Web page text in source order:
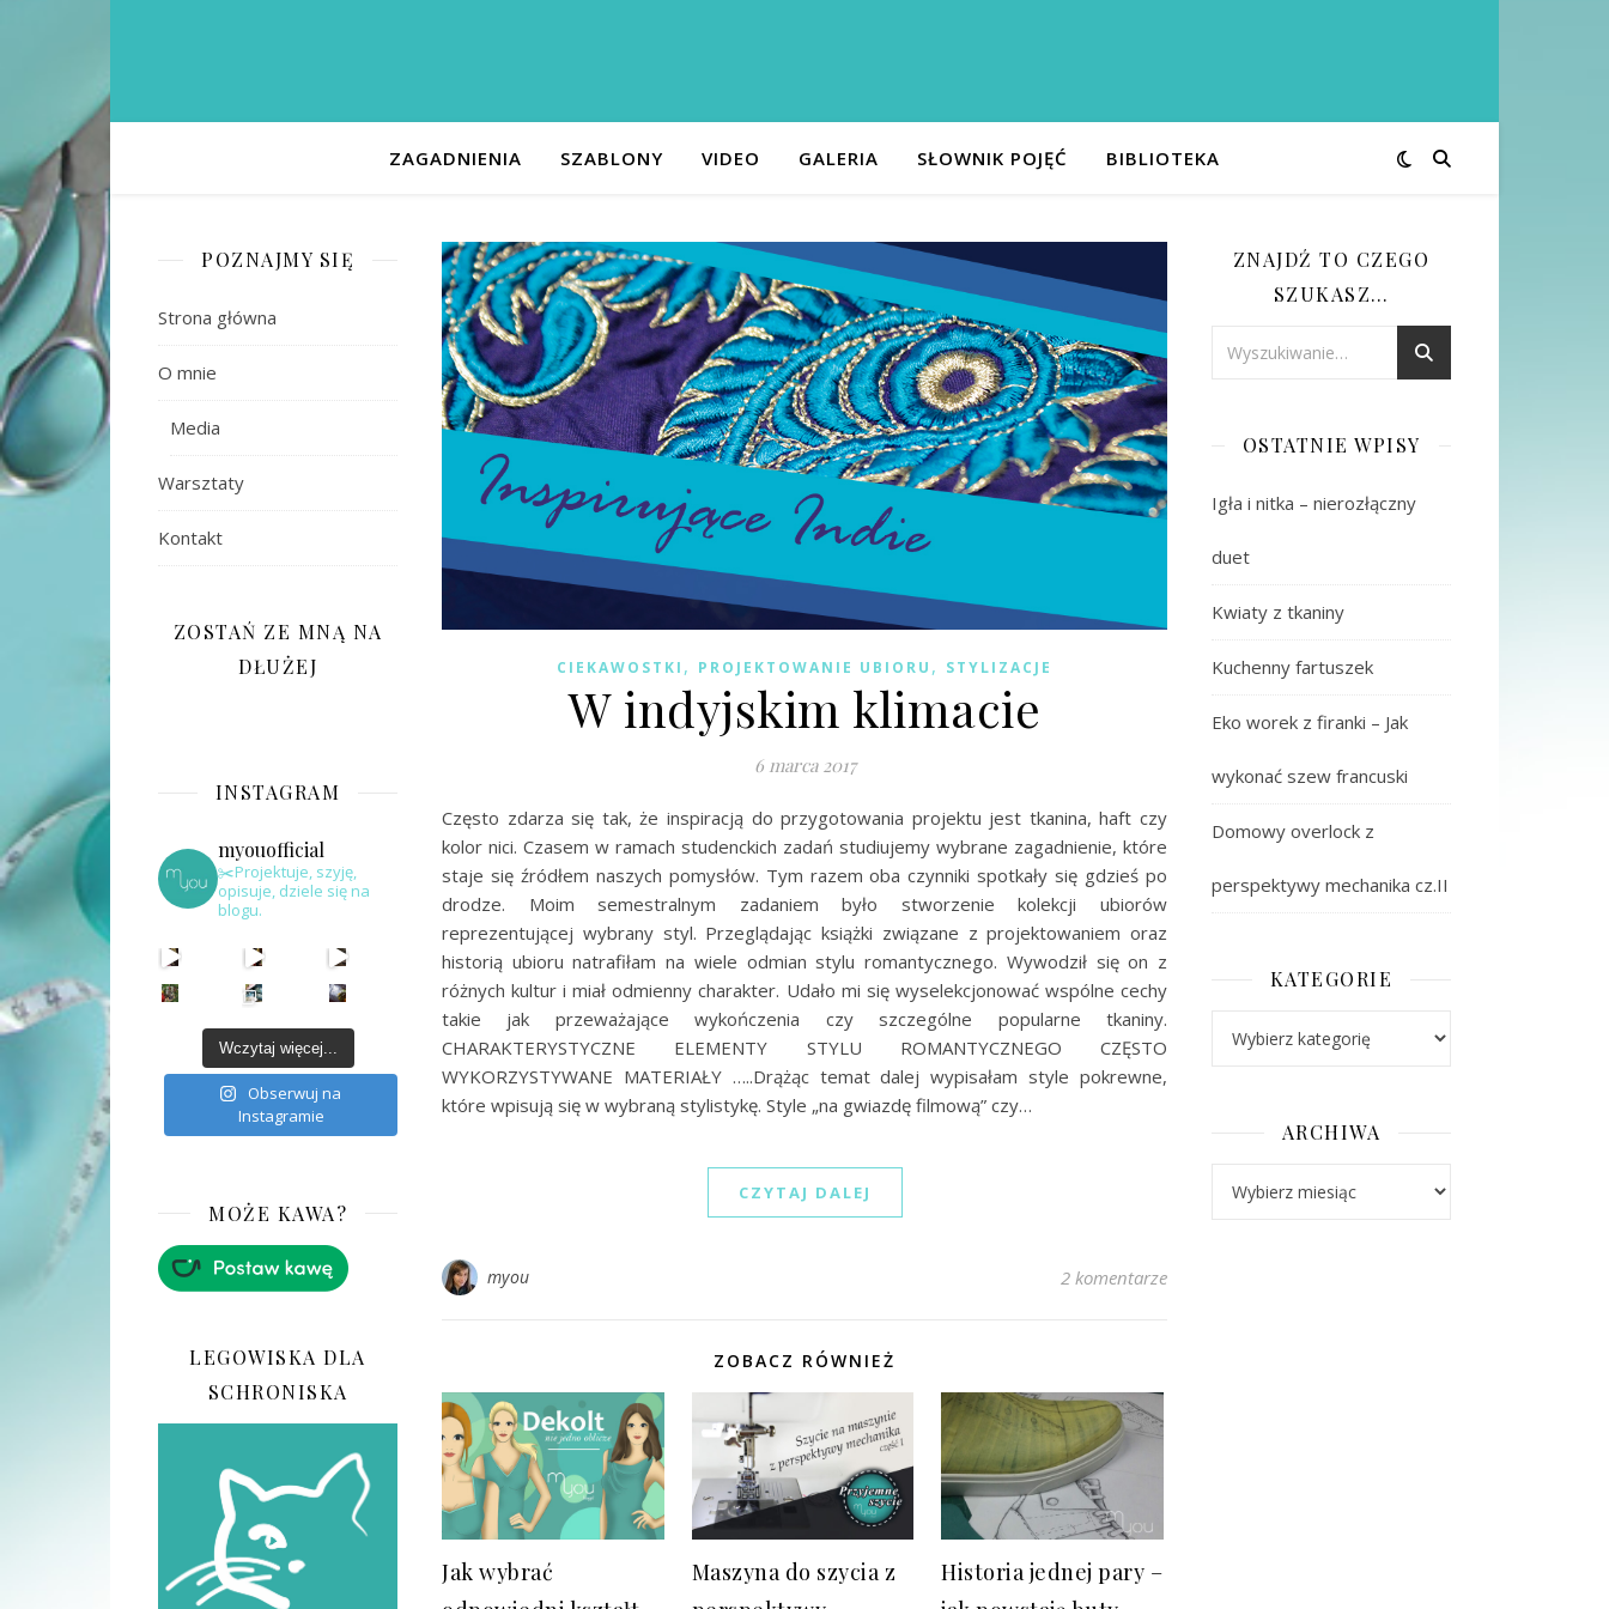
ZAGADNIENIA SZABLONY VIDEO GALERIA SŁOWNIK POJĘĆ BIBLIOTEKA
POZNAJMY SIĘ
Strona główna
O mnie
Media
Warsztaty
Kontakt
ZOSTAŃ ZE MNĄ NA
DŁUŻEJ
INSTAGRAM
myouofficial
✂️Projektuje, szyję,
opisuje, dziele się na
blogu.
Wczytaj więcej...
Obserwuj na
Instagramie
MOŻE KAWA?
LEGOWISKA DLA
SCHRONISKA
CIEKAWOSTKI , PROJEKTOWANIE UBIORU , STYLIZACJE
W indyjskim klimacie
6 marca 2017
Często zdarza się tak, że inspiracją do przygotowania projektu jest tkanina, haft czy
kolor nici. Czasem w ramach studenckich zadań studiujemy wybrane zagadnienie, które
staje się źródłem naszych pomysłów. Tym razem oba czynniki spotkały się gdzieś po
drodze. Moim semestralnym zadaniem było stworzenie kolekcji ubiorów
reprezentującej wybrany styl. Przeglądając książki związane z projektowaniem oraz
historią ubioru natrafiłam na wiele odmian stylu romantycznego. Wywodził się on z
różnych kultur i miał odmienny charakter. Udało mi się wyselekcjonować wspólne cechy
takie jak przeważające wykończenia czy szczególne popularne tkaniny.
CHARAKTERYSTYCZNE ELEMENTY STYLU ROMANTYCZNEGO CZĘSTO
WYKORZYSTYWANE MATERIAŁY …..Drążąc temat dalej wypisałam style pokrewne,
które wpisują się w wybraną stylistykę. Style „na gwiazdę filmową” czy…
CZYTAJ DALEJ
myou 2 komentarze
ZOBACZ RÓWNIEŻ
Jak wybrać
Maszyna do szycia z
Historia jednej pary –
ZNAJDŹ TO CZEGO
SZUKASZ…
OSTATNIE WPISY
Igła i nitka – nierozłączny
duet
Kwiaty z tkaniny
Kuchenny fartuszek
Eko worek z firanki – Jak
wykonać szew francuski
Domowy overlock z
perspektywy mechanika cz.II
KATEGORIE
ARCHIWA